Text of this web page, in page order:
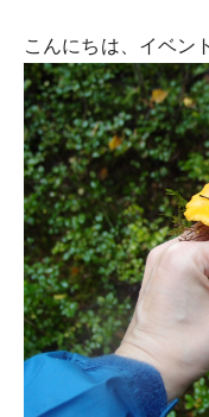
こんにちは、イベン